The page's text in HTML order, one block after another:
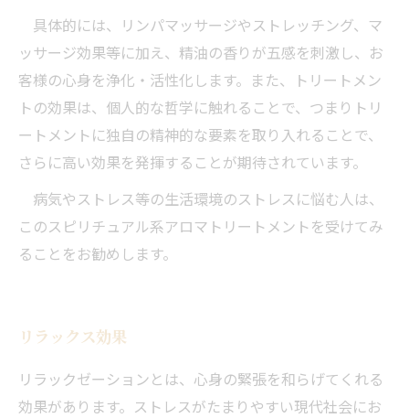
具体的には、リンパマッサージやストレッチング、マ
ッサージ効果等に加え、精油の香りが五感を刺激し、お
客様の心身を浄化・活性化します。また、トリートメン
トの効果は、個人的な哲学に触れることで、つまりトリ
ートメントに独自の精神的な要素を取り入れることで、
さらに高い効果を発揮することが期待されています。
病気やストレス等の生活環境のストレスに悩む人は、
このスピリチュアル系アロマトリートメントを受けてみ
ることをお勧めします。
リラックス効果
リラックゼーションとは、心身の緊張を和らげてくれる
効果があります。ストレスがたまりやすい現代社会にお